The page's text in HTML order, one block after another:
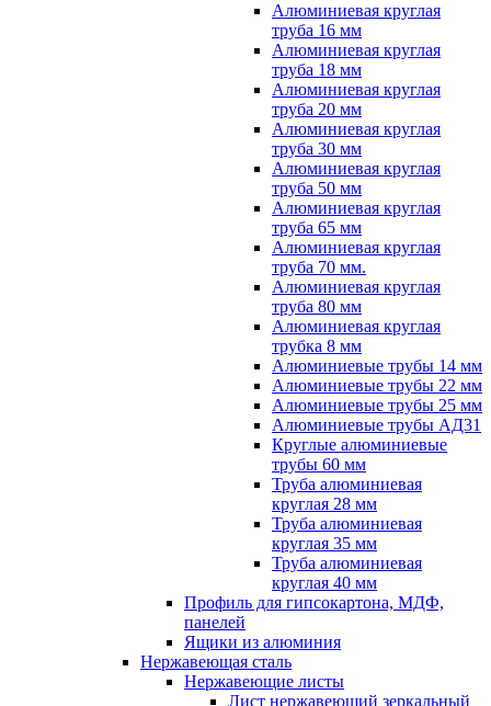
Алюминиевая круглая
труба 16 мм
Алюминиевая круглая
труба 18 мм
Алюминиевая круглая
труба 20 мм
Алюминиевая круглая
труба 30 мм
Алюминиевая круглая
труба 50 мм
Алюминиевая круглая
труба 65 мм
Алюминиевая круглая
труба 70 мм.
Алюминиевая круглая
труба 80 мм
Алюминиевая круглая
трубка 8 мм
Алюминиевые трубы 14 мм
Алюминиевые трубы 22 мм
Алюминиевые трубы 25 мм
Алюминиевые трубы АД31
Круглые алюминиевые
трубы 60 мм
Труба алюминиевая
круглая 28 мм
Труба алюминиевая
круглая 35 мм
Труба алюминиевая
круглая 40 мм
Профиль для гипсокартона, МДФ,
панелей
Ящики из алюминия
Нержавеющая сталь
Нержавеющие листы
Лист нержавеющий зеркальный